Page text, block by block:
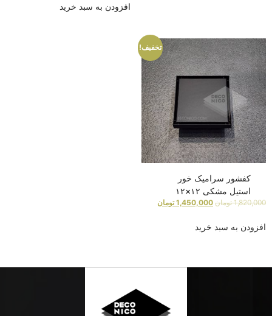
افزودن به سبد خرید
تخفیف!
کفشور سرامیک خور
استیل مشکی ۱۲×۱۲
1,820,000 تومان 1,450,000 تومان
افزودن به سبد خرید